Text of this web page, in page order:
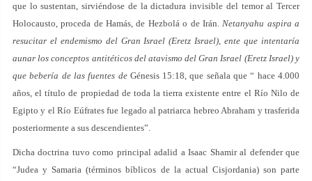
que lo sustentan, sirviéndose de la dictadura invisible del temor al Tercer
Holocausto, proceda de Hamás, de Hezbolá o de Irán.Netanyahu aspira a
resucitar el endemismo del Gran Israel (Eretz Israel), ente que intentaría
aunar los conceptos antitéticos del atavismo delGran Israel (Eretz Israel) y
que bebería de las fuentes de Génesis 15:18, que señala que “ hace 4.000
años, el título de propiedad de toda la tierra existente entre el Río Nilo de
Egipto y el Río Eúfrates fue legado al patriarca hebreo Abraham y trasferida
posteriormente a sus descendientes”.
Dicha doctrina tuvo como principal adalid a Isaac Shamir al defender que
“Judea y Samaria (términos bíblicos de la actual Cisjordania) son parte